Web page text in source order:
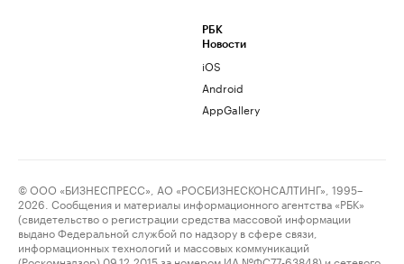
РБК
Новости
iOS
Android
AppGallery
© ООО «БИЗНЕСПРЕСС», АО «РОСБИЗНЕСКОНСАЛТИНГ», 1995–
2026. Сообщения и материалы информационного агентства «РБК»
(свидетельство о регистрации средства массовой информации
выдано Федеральной службой по надзору в сфере связи,
информационных технологий и массовых коммуникаций